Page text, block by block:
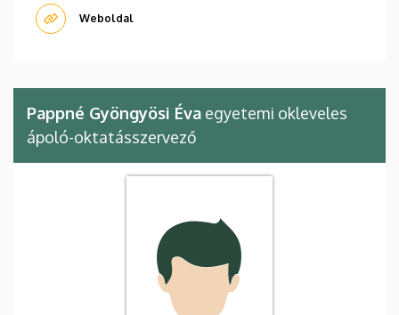
Weboldal
Pappné Gyöngyösi Éva egyetemi okleveles
ápoló-oktatásszervező